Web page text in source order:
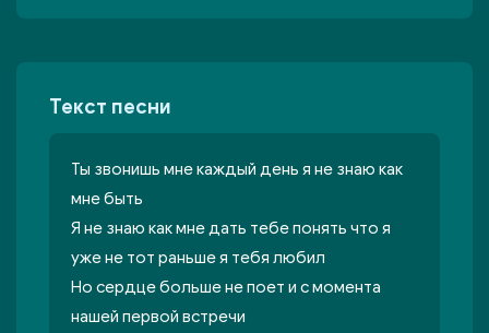
Текст песни
Ты звонишь мне каждый день я не знаю как
мне быть
Я не знаю как мне дать тебе понять что я
уже не тот раньше я тебя любил
Но сердце больше не поет и с момента
нашей первой встречи